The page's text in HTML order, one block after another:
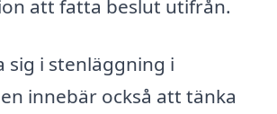
att fatta beslut utifrån.
sig i stenläggning i
innebär också att tänka